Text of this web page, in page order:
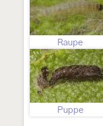
Raupe
Puppe